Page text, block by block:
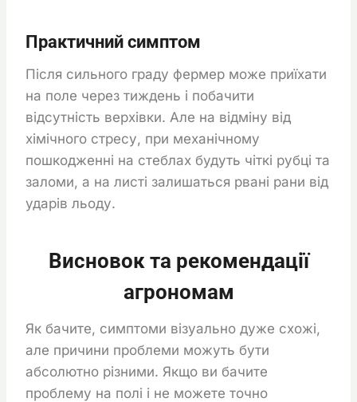
Практичний симптом
Після сильного граду фермер може приїхати
на поле через тиждень і побачити
відсутність верхівки. Але на відміну від
хімічного стресу, при механічному
пошкодженні на стеблах будуть чіткі рубці та
заломи, а на листі залишаться рвані рани від
ударів льоду.
Висновок та рекомендації
агрономам
Як бачите, симптоми візуально дуже схожі,
але причини проблеми можуть бути
абсолютно різними. Якщо ви бачите
проблему на полі і не можете точно